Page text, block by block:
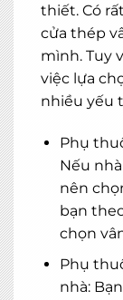
thiết. Có
cửa thép
mình. Tuy
việc lựa
nhiều yếu
Phụ
Nếu
nên
bạn
chọn
Phụ
nhà: